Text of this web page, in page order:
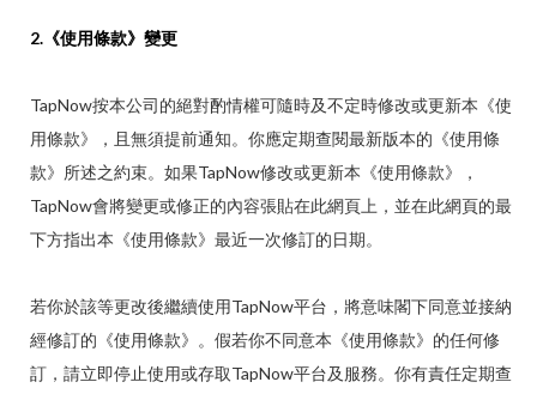
2.《使用條款》變更
TapNow按本公司的絕對酌情權可隨時及不定時修改或更新本《使
用條款》，且無須提前通知。你應定期查閱最新版本的《使用條
款》所述之約束。如果TapNow修改或更新本《使用條款》，
TapNow會將變更或修正的內容張貼在此網頁上，並在此網頁的最
下方指出本《使用條款》最近一次修訂的日期。
若你於該等更改後繼續使用TapNow平台，將意味閣下同意並接納
經修訂的《使用條款》。假若你不同意本《使用條款》的任何修
訂，請立即停止使用或存取TapNow平台及服務。你有責任定期查